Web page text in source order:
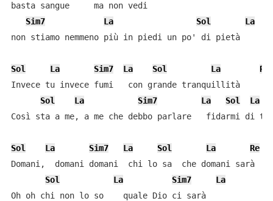
basta sangue     ma non vedi
Sim7
La Sol
La
non stiamo nemmeno più in piedi un po' di pietà
Sol La Sim7 La Sol La
Re
Invece tu invece fumi   con grande tranquillità
Sol
La Sim7 La Sol
La
Così sta a me, a me che debbo parlare   fidarmi di te
Sol La Sim7 La Sol La
Re
Domani,  domani domani  chi lo sa  che domani sarà
Sol
La Sim7
La
Oh oh chi non lo so    quale Dio ci sarà